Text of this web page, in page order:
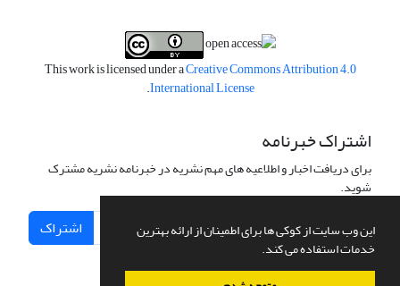
این وب سایت از کوکی ها برای اطمینان از ارائه بهترین
خدمات استفاده می کند.
This work is licensed under aCreative Commons Attribution 4.0
International License
.
اشتراک خبرنامه
برای دریافت اخبار و اطلاعیه های مهم نشریه در خبرنامه نشریه مشترک
شوید.
اشتراک